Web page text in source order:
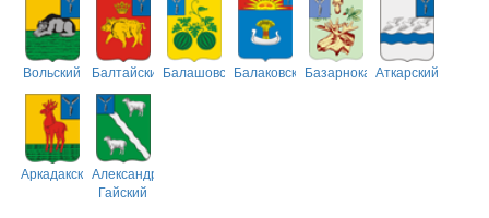
Вольский БалтайскийБалашовскийБалаковскийБазарнокарабулакский
Аткарский
АркадакскийАлександрово-
Гайский